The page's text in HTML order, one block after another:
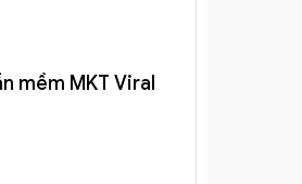
mềm MKT Viral